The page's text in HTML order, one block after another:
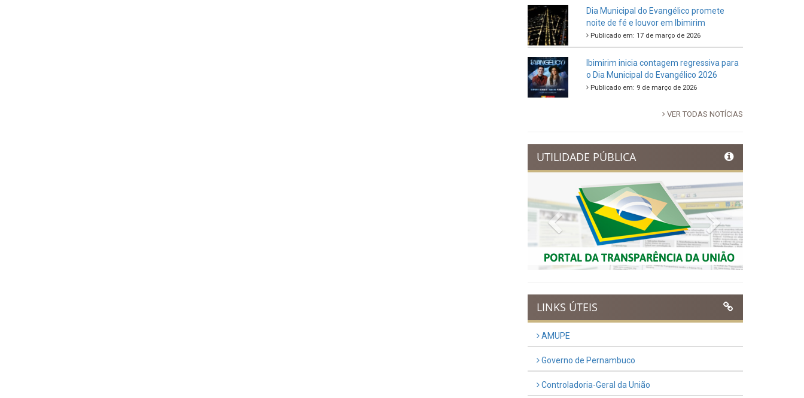
Povoado Campos
Publicado em: 30 de junho de 2026
88ª Tradicional Festa de Santo Antônio
fortalece cultura, tradição e movimenta a
economia de Ibimirim
Dia Municipal do Evangélico promete
Ibimirim inicia contagem regressiva para
o Dia Municipal do Evangélico 2026
Publicado em: 9 de março de 2026
VER TODAS NOTÍCIAS
UTILIDADE PÚBLICA
Previous Next